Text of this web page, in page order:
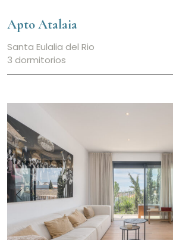
Apto Atalaia
Santa Eulalia del Rio
3 dormitorios